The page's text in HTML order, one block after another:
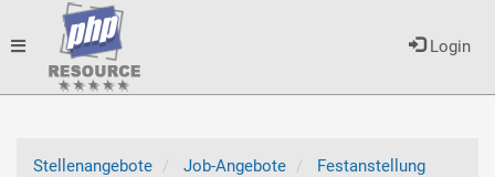
Login
Toggle
Stellenangebote
Job-Angebote
Festanstellung